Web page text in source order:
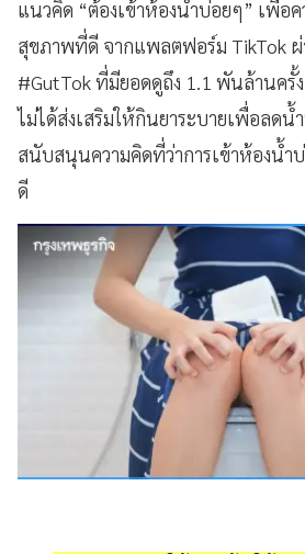
แนวคิด “ต้องเข้าห้องน้ำบ่อยๆ” เพื่อ
สุขภาพที่ดี จากแพลตฟอร์ม TikTok
#GutTok ที่มียอดดูถึง 1.1 พันล้านครั้
ไม่ได้ส่งเสริมให้กินยาระบายเพื่อลดน้
สนับสนุนความคิดที่ว่าการเข้าห้องน้ำ
ดี